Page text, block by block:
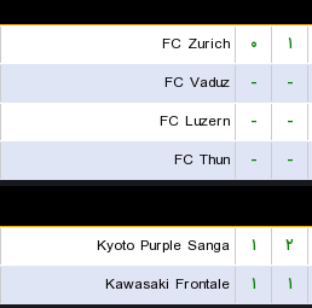
۱ ۰
FC Zurich
-
-
FC Vaduz
-
-
FC Luzern
-
-
FC Thun
۲ ۱
Kyoto Purple Sanga
۱ ۱
Kawasaki Frontale